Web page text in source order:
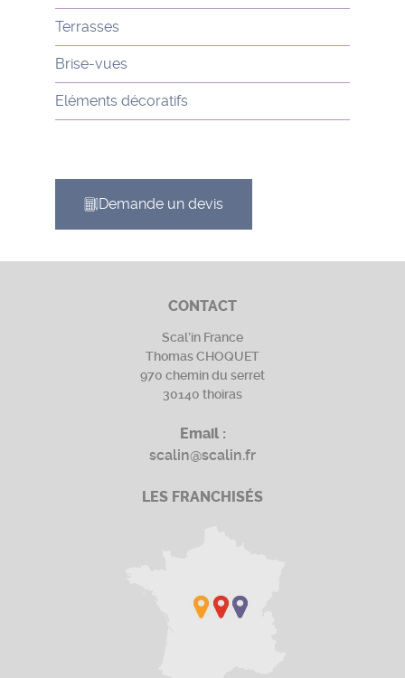
Terrasses
Brise-vues
Eléments décoratifs
Demande un devis
CONTACT
Scal’in France
Thomas CHOQUET
970 chemin du serret
30140 thoiras
Email :
scalin@scalin.fr
LES FRANCHISÉS